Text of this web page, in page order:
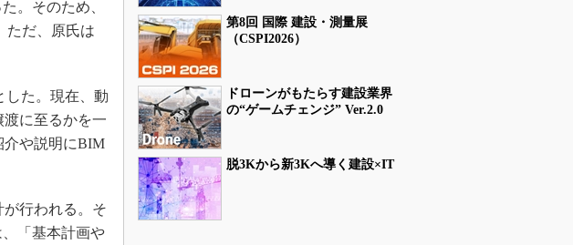
。そのため、
ただ、原氏は
た。現在、動
に至るかを一
介や説明にBIM
行われる。そ
「基本計画や
第8回 国際 建設・測量展
（CSPI2026）
ドローンがもたらす建設業界
の“ゲームチェンジ” Ver.2.0
脱3Kから新3Kへ導く建設×IT